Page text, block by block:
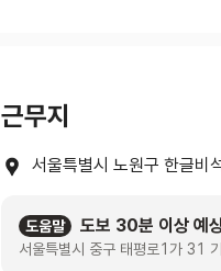
근무지
서울특별시 노원구 한글비
도움말 도보 30분 이상 예
서울특별시 중구 태평로1가 31